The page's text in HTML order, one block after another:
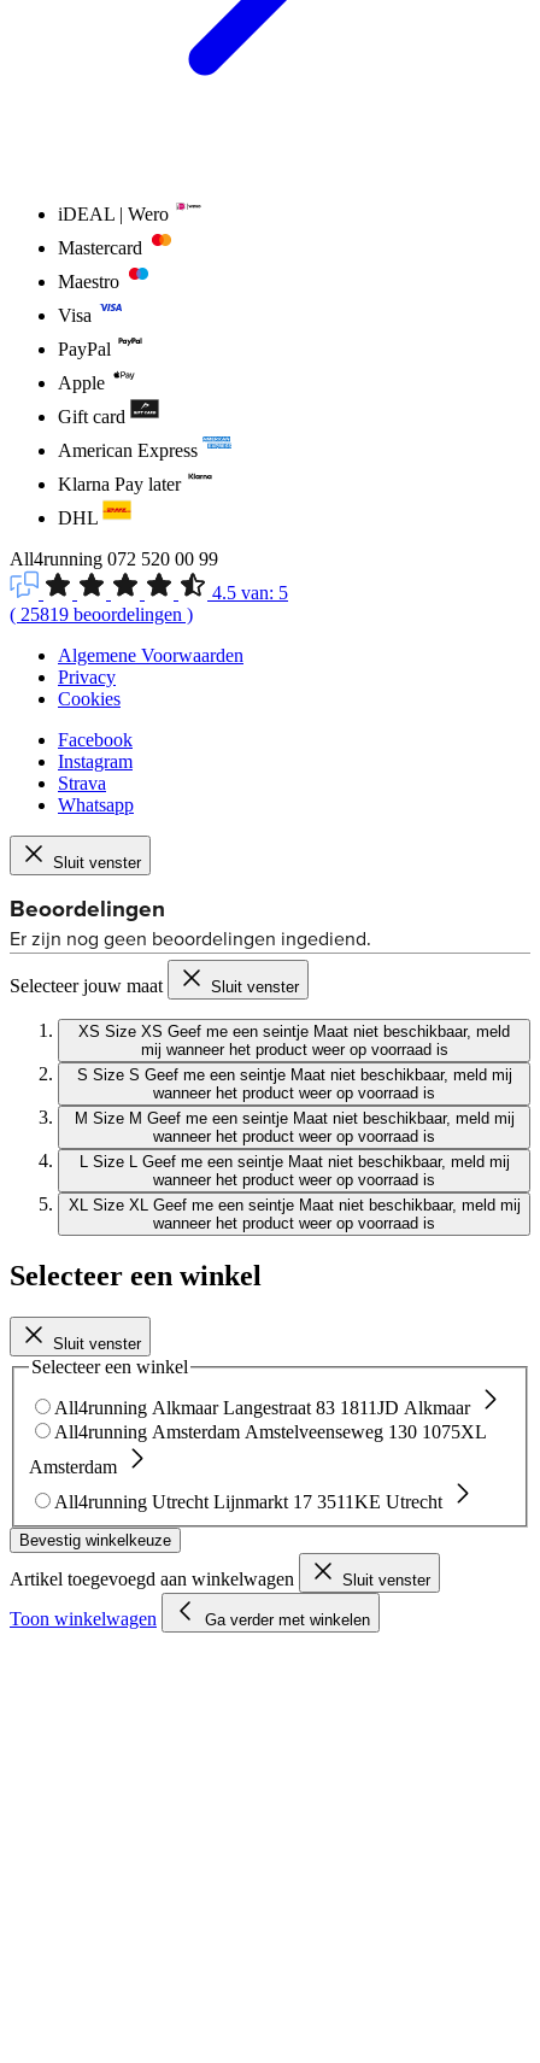
iDEAL | Wero
Mastercard
Maestro
Visa
PayPal
Apple
Gift card
American Express
Klarna Pay later
DHL
All4running 072 520 00 99
4.5 van: 5
( 25819 beoordelingen )
Algemene Voorwaarden
Privacy
Cookies
Facebook
Instagram
Strava
Whatsapp
Sluit venster
Selecteer jouw maat Sluit venster
XS Size XS Geef me een seintje Maat niet beschikbaar, meld
mij wanneer het product weer op voorraad is
S Size S Geef me een seintje Maat niet beschikbaar, meld mij
wanneer het product weer op voorraad is
M Size M Geef me een seintje Maat niet beschikbaar, meld mij
wanneer het product weer op voorraad is
L Size L Geef me een seintje Maat niet beschikbaar, meld mij
wanneer het product weer op voorraad is
XL Size XL Geef me een seintje Maat niet beschikbaar, meld mij
wanneer het product weer op voorraad is
Selecteer een winkel
Sluit venster
Selecteer een winkel
All4running Alkmaar Langestraat 83 1811JD Alkmaar
All4running Amsterdam Amstelveenseweg 130 1075XL
Amsterdam
All4running Utrecht Lijnmarkt 17 3511KE Utrecht
Bevestig winkelkeuze
Artikel toegevoegd aan winkelwagen Sluit venster
Toon winkelwagen Ga verder met winkelen